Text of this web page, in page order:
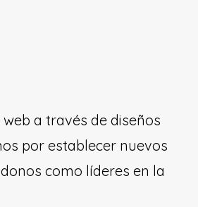
a través de diseños
por establecer nuevos
como líderes en la